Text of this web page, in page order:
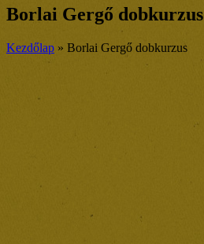
Borlai Gergő dobkurzus
Kezdőlap » Borlai Gergő dobkurzus